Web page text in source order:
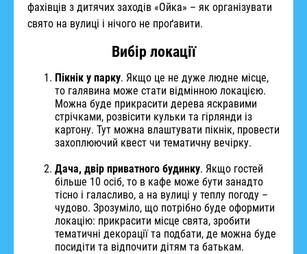
фахівців з дитячих заходів «Ойка» – як організувати
свято на вулиці і нічого не проґавити.
Вибір локації
Пікнік у парку. Якщо це не дуже людне місце,
то галявина може стати відмінною локацією.
Можна буде прикрасити дерева яскравими
стрічками, розвісити кульки та гірлянди із
картону. Тут можна влаштувати пікнік, провести
захоплюючий квест чи тематичну вечірку.
Дача, двір приватного будинку. Якщо гостей
більше 10 осіб, то в кафе може бути занадто
тісно і галасливо, а на вулиці у теплу погоду –
чудово. Зрозуміло, що потрібно буде оформити
локацію: прикрасити місце свята, зробити
тематичні декорації та подбати, де можна буде
посидіти та відпочити дітям та батькам.